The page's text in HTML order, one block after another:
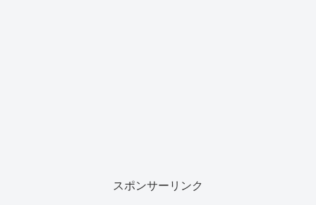
スポンサーリンク